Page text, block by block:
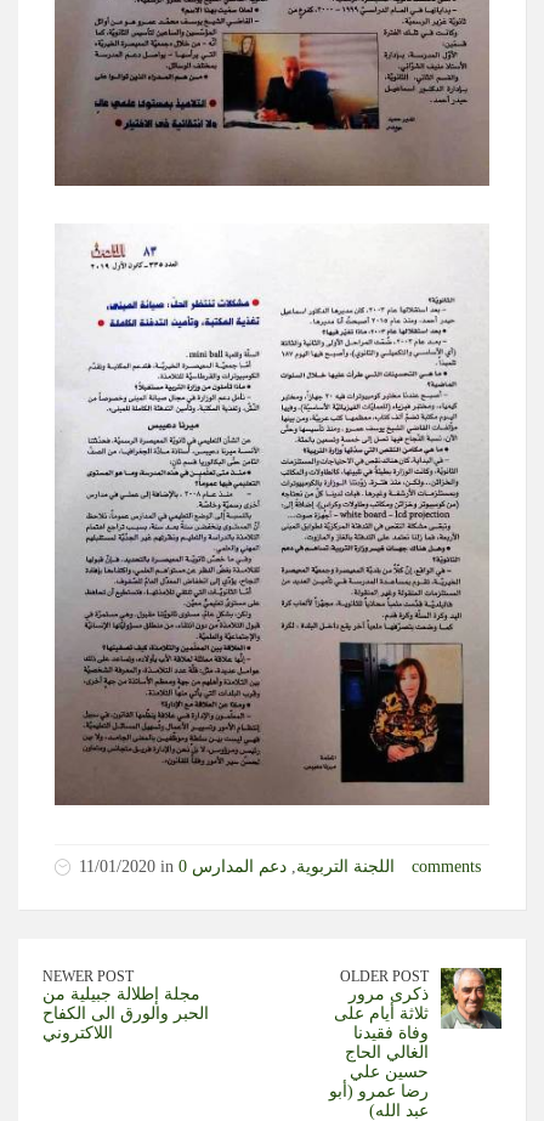
11/01/2020 in اللجنة التربوية دعم المدارس 0 comments
NEWER POST
مجلة إطلالة جبيلية من
الحبر والورق الى الكفاح
اللاكتروني
OLDER POST
ذكرى مرور
ثلاثة أيام على
وفاة فقيدنا
الغالي الحاج
حسين علي
رضا عمرو (أبو
عبد الله)